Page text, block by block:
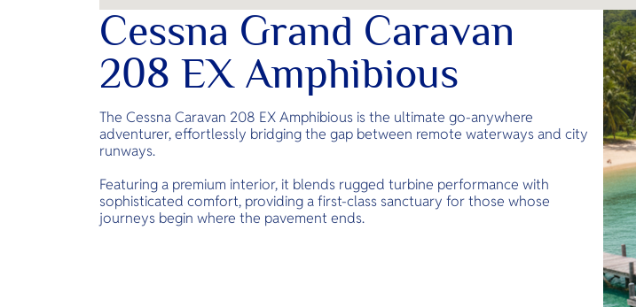
Cessna Grand Caravan
208 EX Amphibious
The Cessna Caravan 208 EX Amphibious is the ultimate go-anywhere
adventurer, effortlessly bridging the gap between remote waterways and city
runways.
Featuring a premium interior, it blends rugged turbine performance with
sophisticated comfort, providing a first-class sanctuary for those whose
journeys begin where the pavement ends.